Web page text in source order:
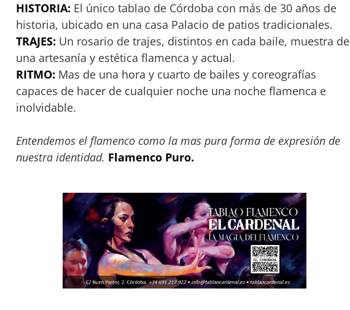
HISTORIA: El único tablao de Córdoba con más de 30 años de
historia, ubicado en una casa Palacio de patios tradicionales.
TRAJES: Un rosario de trajes, distintos en cada baile, muestra de
una artesanía y estética flamenca y actual.
RITMO: Mas de una hora y cuarto de bailes y coreografías
capaces de hacer de cualquier noche una noche flamenca e
inolvidable.
Entendemos el flamenco como la mas pura forma de expresión de
nuestra identidad. Flamenco Puro.